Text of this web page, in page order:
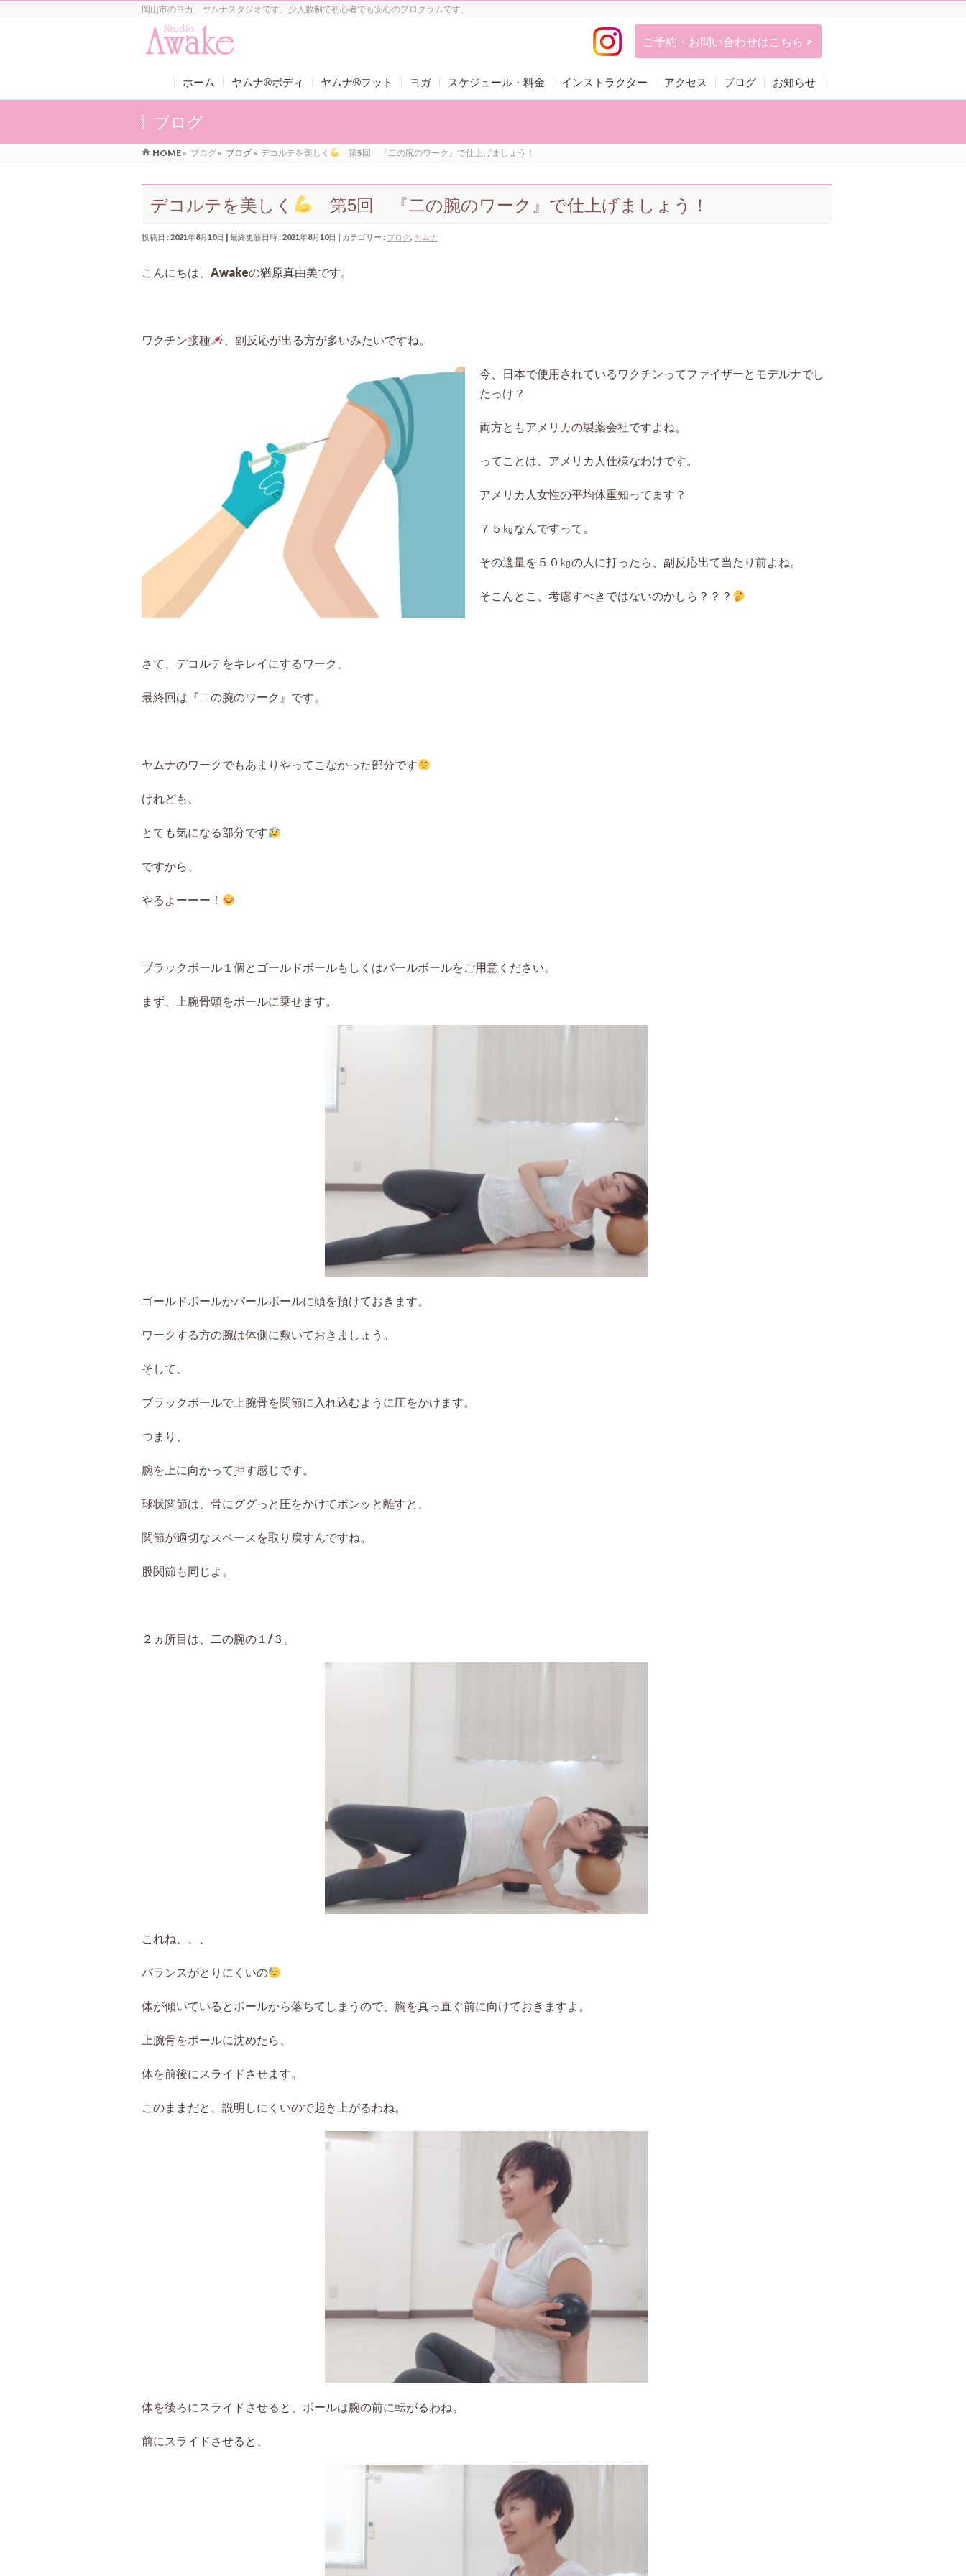
岡山市のヨガ、ヤムナスタジオです。少人数制で初心者でも安心のプログラムです。
ご予約・お問い合わせはこちら >
ホーム ヤムナ®ボディ ヤムナ®フット ヨガ スケジュール・料金 インストラクター アクセス ブログ お知らせ
ブログ
HOME» ブログ» ブログ» デコルテを美しく 第5回 『二の腕のワーク』で仕上げましょう！
デコルテを美しく 第5回 『二の腕のワーク』で仕上げましょう！
投稿日 : 2021年8月10日 最終更新日時 : 2021年8月10日 カテゴリー : ブログ, ヤムナ
こんにちは、Awakeの猶原真由美です。
ワクチン接種 、副反応が出る方が多いみたいですね。
今、日本で使用されているワクチンってファイザーとモデルナでし
たっけ？
両方ともアメリカの製薬会社ですよね。
ってことは、アメリカ人仕様なわけです。
アメリカ人女性の平均体重知ってます？
７５㎏なんですって。
その適量を５０㎏の人に打ったら、副反応出て当たり前よね。
そこんとこ、考慮すべきではないのかしら？？？
さて、デコルテをキレイにするワーク、
最終回は『二の腕のワーク』です。
ヤムナのワークでもあまりやってこなかった部分です
けれども、
とても気になる部分です
ですから、
やるよーーー！
ブラックボール１個とゴールドボールもしくはパールボールをご用意ください。
まず、上腕骨頭をボールに乗せます。
ゴールドボールかパールボールに頭を預けておきます。
ワークする方の腕は体側に敷いておきましょう。
そして、
ブラックボールで上腕骨を関節に入れ込むように圧をかけます。
つまり、
腕を上に向かって押す感じです。
球状関節は、骨にググっと圧をかけてポンッと離すと、
関節が適切なスペースを取り戻すんですね。
股関節も同じよ。
２ヵ所目は、二の腕の１/３。
これね、、、
バランスがとりにくいの
体が傾いているとボールから落ちてしまうので、胸を真っ直ぐ前に向けておきますよ。
上腕骨をボールに沈めたら、
体を前後にスライドさせます。
このままだと、説明しにくいので起き上がるわね。
体を後ろにスライドさせると、ボールは腕の前に転がるわね。
前にスライドさせると、